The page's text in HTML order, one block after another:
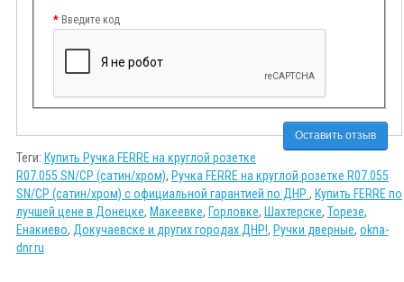
Введите код
Оставить отзыв
Теги: Купить Ручка FERRE на круглой розетке
R07.055 SN/CP (сатин/хром), Ручка FERRE на круглой розетке R07.055
SN/CP (сатин/хром) с официальной гарантией по ДНР. , Купить FERRE по
лучшей цене в Донецке, Макеевке, Горловке, Шахтерске, Торезе,
Енакиево, Докучаевске и других городах ДНР!, Ручки дверные, okna-
dnr.ru